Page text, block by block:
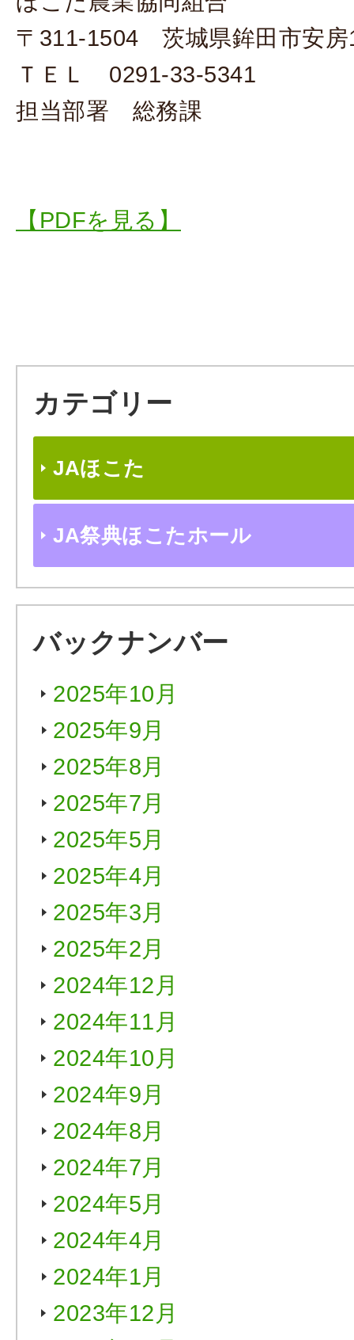
〒311-1504 茨城県鉾田市安房
ＴＥＬ 0291-33-5341
担当部署 総務課
【PDFを見る】
カテゴリー
JAほこた
JA祭典ほこたホール
バックナンバー
2025年10月
2025年9月
2025年8月
2025年7月
2025年5月
2025年4月
2025年3月
2025年2月
2024年12月
2024年11月
2024年10月
2024年9月
2024年8月
2024年7月
2024年5月
2024年4月
2024年1月
2023年12月